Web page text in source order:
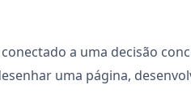
a uma decisão
uma página,